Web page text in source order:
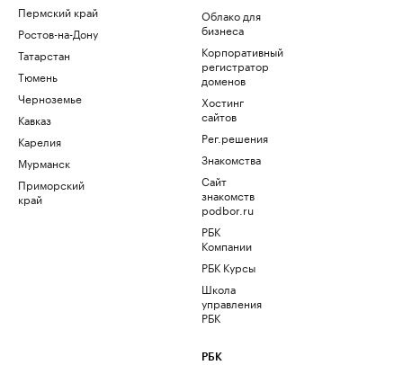
Пермский край
Ростов-на-Дону
Татарстан
Тюмень
Черноземье
Кавказ
Карелия
Мурманск
Приморский
край
Облако для
бизнеса
Корпоративный
регистратор
доменов
Хостинг
сайтов
Рег.решения
Знакомства
Сайт
знакомств
podbor.ru
РБК
Компании
РБК Курсы
Школа
управления
РБК
РБК